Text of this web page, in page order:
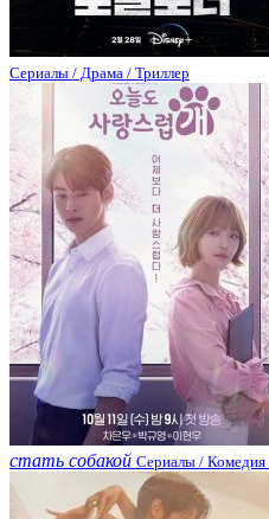
Сериалы / Драма / Триллер
стать собакой Сериалы / Комедия